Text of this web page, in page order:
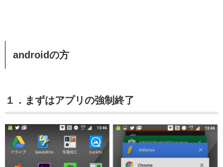
androidの方
１．まずはアプリの強制終了